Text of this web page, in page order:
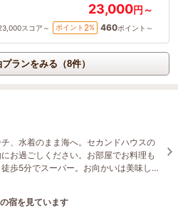
23,000円～
スコア～ ポイント 2% 460ポイント～
ランをみる（8件）
、水着のまま海へ。セカンドハウスの
お過ごしください。お部屋でお料理も
歩5分でスーパー。お向かいは美味しい
のんびりとした西表島での休日を。
宿を見ています